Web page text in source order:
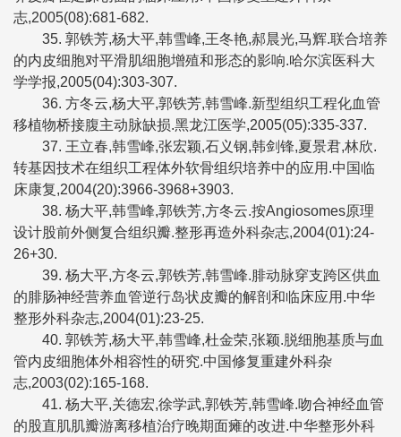
志,2005(08):681-682.
35. 郭铁芳,杨大平,韩雪峰,王冬艳,郝晨光,马辉.联合培养
的内皮细胞对平滑肌细胞增殖和形态的影响.哈尔滨医科大
学学报,2005(04):303-307.
36. 方冬云,杨大平,郭铁芳,韩雪峰.新型组织工程化血管
移植物桥接腹主动脉缺损.黑龙江医学,2005(05):335-337.
37. 王立春,韩雪峰,张宏颖,石义钢,韩剑锋,夏景君,林欣.
转基因技术在组织工程体外软骨组织培养中的应用.中国临
床康复,2004(20):3966-3968+3903.
38. 杨大平,韩雪峰,郭铁芳,方冬云.按Angiosomes原理
设计股前外侧复合组织瓣.整形再造外科杂志,2004(01):24-
26+30.
39. 杨大平,方冬云,郭铁芳,韩雪峰.腓动脉穿支跨区供血
的腓肠神经营养血管逆行岛状皮瓣的解剖和临床应用.中华
整形外科杂志,2004(01):23-25.
40. 郭铁芳,杨大平,韩雪峰,杜金荣,张颖.脱细胞基质与血
管内皮细胞体外相容性的研究.中国修复重建外科杂
志,2003(02):165-168.
41. 杨大平,关德宏,徐学武,郭铁芳,韩雪峰.吻合神经血管
的股直肌肌瓣游离移植治疗晚期面瘫的改进.中华整形外科